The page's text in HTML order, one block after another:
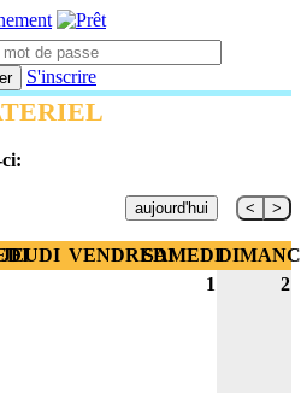
S'inscrire
aujourd'hui < >
JEUDI VENDREDISAMEDI
1
2